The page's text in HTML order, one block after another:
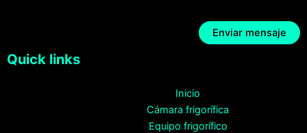
Quick links
Inicio
Cámara frigorífica
Equipo frigorífico